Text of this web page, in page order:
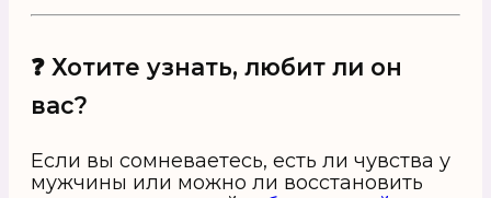
❓ Хотите узнать, любит ли он
вас?
Если вы сомневаетесь, есть ли чувства у
мужчины или можно ли восстановить